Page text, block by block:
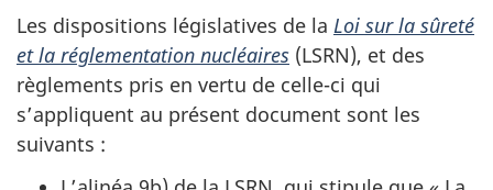
Les dispositions législatives de la Loi sur la sûreté
et la réglementation nucléaires (LSRN), et des
règlements pris en vertu de celle-ci qui
s’appliquent au présent document sont les
suivants :